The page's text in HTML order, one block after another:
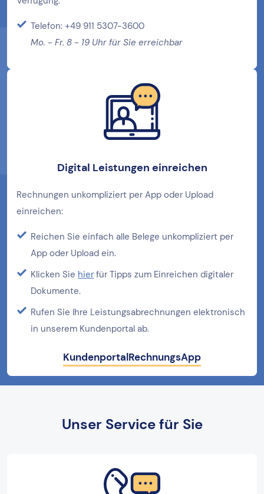
Telefon: +49 911 5307-3600
Mo. - Fr. 8 - 19 Uhr für Sie erreichbar
Digital Leistungen einreichen
Rechnungen unkompliziert per App oder Upload
einreichen:
Reichen Sie einfach alle Belege unkompliziert per
App oder Upload ein.
Klicken Sie hier für Tipps zum Einreichen digitaler
Dokumente.
Rufen Sie Ihre Leistungsabrechnungen elektronisch
in unserem Kundenportal ab.
KundenportalRechnungsApp
Unser Service für Sie